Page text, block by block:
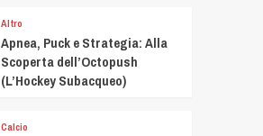
Altro
Apnea, Puck e Strategia: Alla
Scoperta dell’Octopush
(L’Hockey Subacqueo)
Calcio